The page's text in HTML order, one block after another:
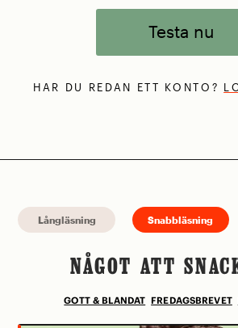
Testa nu
HAR DU REDAN ETT KONTO?
Långläsning Snabbläsning
NÅGOT ATT
GOTT & BLANDAT FREDAGSBREVET